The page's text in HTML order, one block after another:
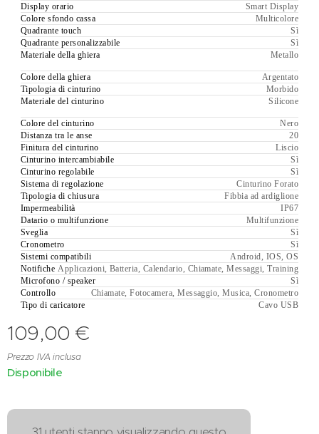
Display orario
Smart Display
Colore sfondo cassa
Multicolore
Quadrante touch
Sì
Quadrante personalizzabile
Sì
Materiale della ghiera
Metallo
Colore della ghiera
Argentato
Tipologia di cinturino
Morbido
Materiale del cinturino
Silicone
Colore del cinturino
Nero
Distanza tra le anse
20
Finitura del cinturino
Liscio
Cinturino intercambiabile
Sì
Cinturino regolabile
Sì
Sistema di regolazione
Cinturino Forato
Tipologia di chiusura
Fibbia ad ardiglione
Impermeabilità
IP67
Datario o multifunzione
Multifunzione
Sveglia
Sì
Cronometro
Sì
Sistemi compatibili
Android, IOS, OS
Notifiche Applicazioni, Batteria, Calendario, Chiamate, Messaggi, Training
Microfono / speaker
Sì
Controllo
Chiamate, Fotocamera, Messaggio, Musica, Cronometro
Tipo di caricatore
Cavo USB
109,00 €
Prezzo IVA inclusa
Disponibile